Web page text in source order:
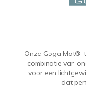
Onze Goga Mat®-
combinatie van
voor een
dat